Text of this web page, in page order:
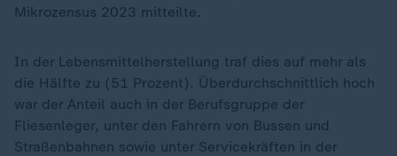
Mikrozensus 2023 mitteilte.
In der Lebensmittelherstellung traf dies auf mehr als
die Hälfte zu (51 Prozent). Überdurchschnittlich hoch
war der Anteil auch in der Berufsgruppe der
Fliesenleger, unter den Fahrern von Bussen und
Straßenbahnen sowie unter Servicekräften in der